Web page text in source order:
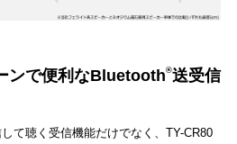
ンで便利なBluetooth®送受信
て聴く受信機能だけでなく、TY-CR80